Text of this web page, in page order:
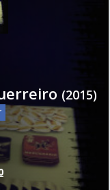
(2015)